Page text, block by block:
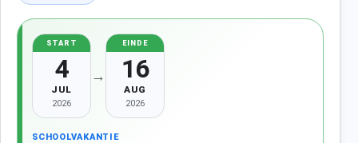
START
4
JUL
2026
→
EINDE
16
AUG
2026
SCHOOLVAKANTIE